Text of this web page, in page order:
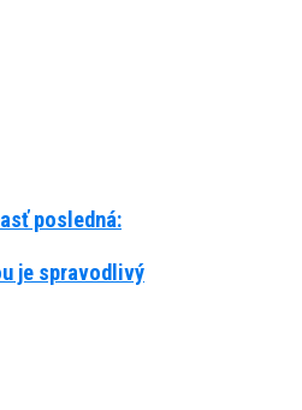
posledná:
je spravodlivý